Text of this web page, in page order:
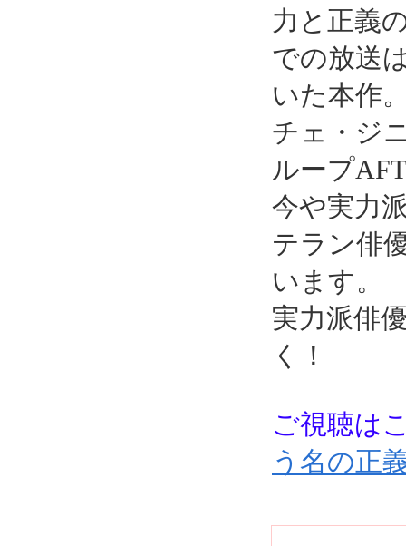
力と正義
での放送
いた本作
チェ・ジ
ループ
今や実力
テラン俳
います。
実力派俳
く！
ご視聴は
う名の正